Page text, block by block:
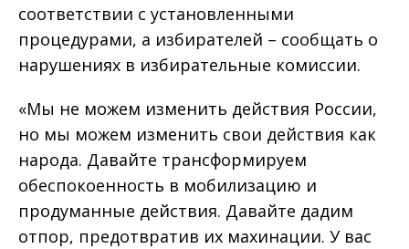
соответствии с установленными
процедурами, а избирателей – сообщать о
нарушениях в избирательные комиссии.
«Мы не можем изменить действия России,
но мы можем изменить свои действия как
народа. Давайте трансформируем
обеспокоенность в мобилизацию и
продуманные действия. Давайте дадим
отпор, предотвратив их махинации. У вас